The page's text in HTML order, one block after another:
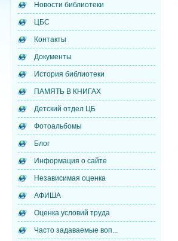
Новости библиотеки
ЦБС
Контакты
Документы
История библиотеки
ПАМЯТЬ В КНИГАХ
Детский отдел ЦБ
Фотоальбомы
Блог
Информация о сайте
Независимая оценка
АФИША
Оценка условий труда
Часто задаваемые воп...